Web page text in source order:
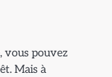
vous pouvez
Mais à